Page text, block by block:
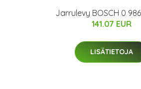
Jarrulevy BOSCH 0 986
141.07 EUR
LISÄTIETOJA